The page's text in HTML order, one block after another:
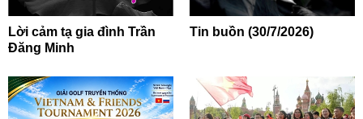
Lời cảm tạ gia đình Trần
Đăng Minh
Tin buồn (30/7/2026)